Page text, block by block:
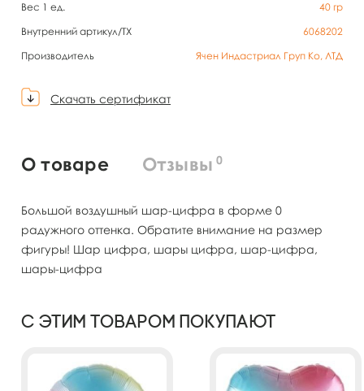
Вес 1 ед.
40 гр
Внутренний артикул/TX
6068202
Производитель
Ячен Индастриал Груп Ко, ЛТД
Скачать сертификат
О товаре Отзывы 0
Большой воздушный шар-цифра в форме 0
радужного оттенка. Обратите внимание на размер
фигуры! Шар цифра, шары цифра, шар-цифра,
шары-цифра
С этим товаром покупают